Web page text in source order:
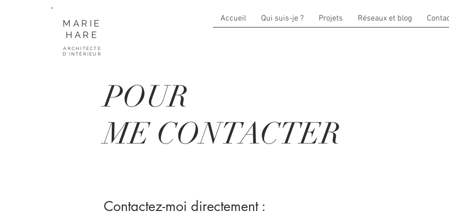
MARIE
HARE
ARCHITECTE
D'INTÉRIEUR
Accueil Qui suis-je ? Projets Réseaux et blog
POUR
ME CONTACTER
Contactez-moi directement :